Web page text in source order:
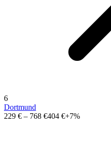
6
Dortmund
229 € – 768 €404 €+7%